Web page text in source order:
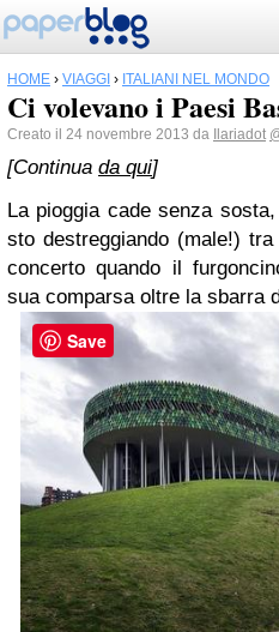
HOME › VIAGGI › ITALIANI NEL MONDO
Ci volevano i Paesi
Creato il 24 novembre 2013 da Ilariadot
[Continua da qui]
La pioggia cade senza
sto destreggiando (male!)
concerto quando il
sua comparsa oltre la sbarra
Save